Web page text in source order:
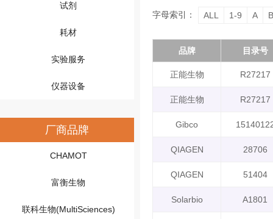
试剂
耗材
实验服务
仪器设备
厂商品牌
CHAMOT
富衡生物
联科生物(MultiSciences)
字母索引： ALL 1-9 A B
品牌 目录号
正能生物 R27217
正能生物 R27217
Gibco
QIAGEN 28706
QIAGEN 51404
Solarbio A1801